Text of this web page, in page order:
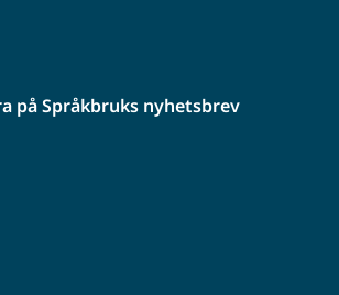
på Språkbruks nyhetsbrev